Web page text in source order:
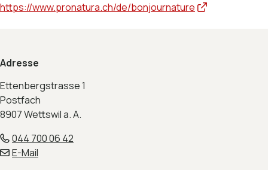
https://www.pronatura.ch/de/bonjournature
Adresse
Ettenbergstrasse 1
Postfach
8907 Wettswil a. A.
044 700 06 42
E-Mail